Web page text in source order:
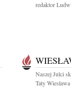
redaktor
Naszej Julci
Taty